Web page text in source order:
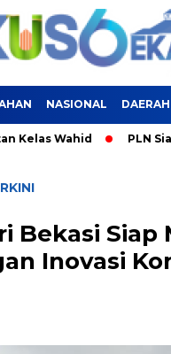
NASIONAL DAERAH
Wahid PLN Siagakan
Bekasi
Inovasi